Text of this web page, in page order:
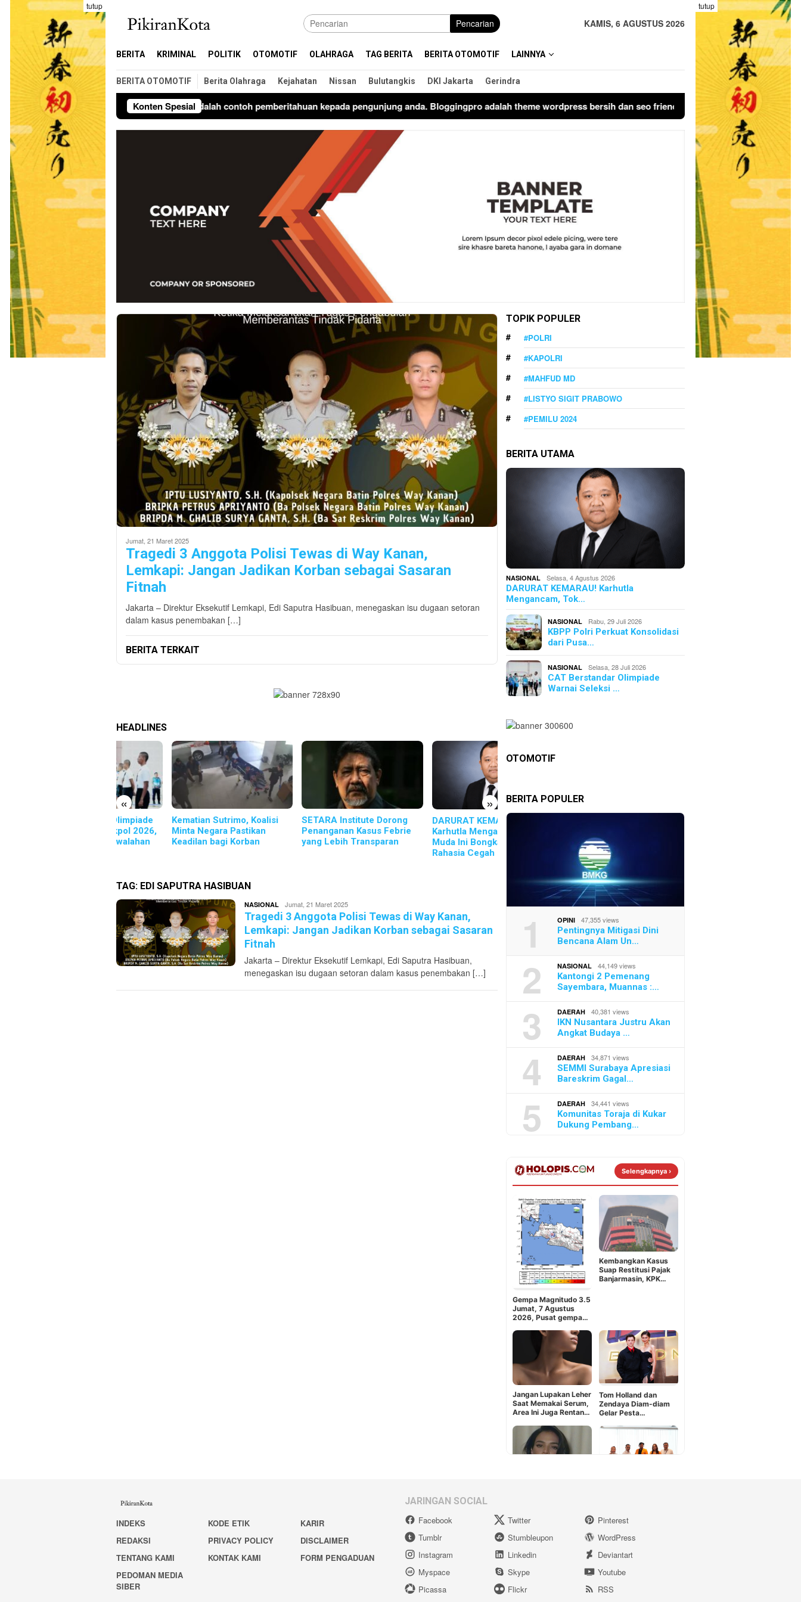
tutup tutup
Pencarian KAMIS, 6 AGUSTUS 2026
BERITA KRIMINAL POLITIK OTOMOTIF OLAHRAGA TAG BERITA BERITA OTOMOTIF LAINNYA
BERITA OTOMOTIF Berita Olahraga Kejahatan Nissan Bulutangkis DKI Jakarta Gerindra
Konten Spesial
Ini adalah contoh pemberitahuan kepada pengunjung anda. Bloggingpro adalah theme wordpress bersih dan seo friendly, untuk melakukan pembelian
Jumat, 21 Maret 2025
Tragedi 3 Anggota Polisi Tewas di Way Kanan,
Lemkapi: Jangan Jadikan Korban sebagai Sasaran
Fitnah
Jakarta – Direktur Eksekutif Lemkapi, Edi Saputra Hasibuan, menegaskan isu dugaan setoran
dalam kasus penembakan […]
BERITA TERKAIT
HEADLINES
« »
Kematian Sutrimo, Koalisi
Minta Negara Pastikan
Keadilan bagi Korban
SETARA Institute Dorong
Penanganan Kasus Febrie
yang Lebih Transparan
DARURAT KEMARAU!
Karhutla Mengancam, Tokoh
Muda Ini Bongkar Senjata
Rahasia Cegah Bencana!
KBPP Polri Perkuat
CAT Berstandar Olimpiade
TAG: EDI SAPUTRA HASIBUAN
NASIONAL Redaktur
Pikirankota
Jumat, 21 Maret 2025
Tragedi 3 Anggota Polisi Tewas di Way Kanan,
Lemkapi: Jangan Jadikan Korban sebagai Sasaran
Fitnah
Jakarta – Direktur Eksekutif Lemkapi, Edi Saputra Hasibuan,
menegaskan isu dugaan setoran dalam kasus penembakan […]
TOPIK POPULER
#POLRI
#KAPOLRI
#MAHFUD MD
#LISTYO SIGIT PRABOWO
#PEMILU 2024
BERITA UTAMA
NASIONAL Selasa, 4 Agustus 2026
DARURAT KEMARAU! Karhutla
Mengancam, Tok…
NASIONAL Rabu, 29 Juli 2026
KBPP Polri Perkuat Konsolidasi
dari Pusa…
NASIONAL Selasa, 28 Juli 2026
CAT Berstandar Olimpiade
Warnai Seleksi …
OTOMOTIF
BERITA POPULER
1 OPINI 47,355 views
Pentingnya Mitigasi Dini
Bencana Alam Un…
2 NASIONAL 44,149 views
Kantongi 2 Pemenang
Sayembara, Muannas :…
3 DAERAH 40,381 views
IKN Nusantara Justru Akan
Angkat Budaya …
4 DAERAH 34,871 views
SEMMI Surabaya Apresiasi
Bareskrim Gagal…
5 DAERAH 34,441 views
Komunitas Toraja di Kukar
Dukung Pembang…
INDEKS KODE ETIK
KARIR
REDAKSI
PRIVACY POLICY
DISCLAIMER
TENTANG KAMI
KONTAK KAMI
FORM PENGADUAN
PEDOMAN MEDIA
SIBER
JARINGAN SOCIAL
Facebook
Twitter
Pinterest
Tumblr
Stumbleupon
WordPress
Instagram
Linkedin
Deviantart
Myspace
Skype
Youtube
Picassa
Flickr RSS